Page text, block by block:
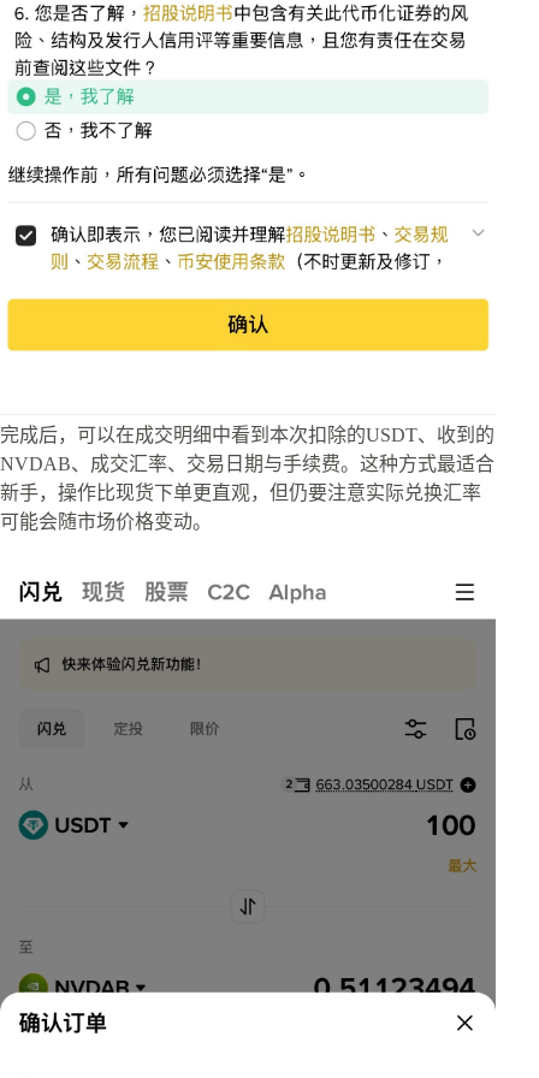
完成后，可以在成交明细中看到本次扣除的USDT、收到的
NVDAB、成交汇率、交易日期与手续费。这种方式最适合
新手，操作比现货下单更直观，但仍要注意实际兑换汇率
可能会随市场价格变动。